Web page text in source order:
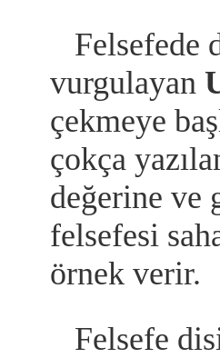
Felsefede
vurgulayan
çekmeye
çokça
değerine ve
felsefesi
örnek verir.
Felsefe